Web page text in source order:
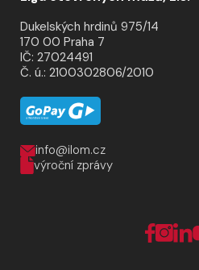
Dukelských hrdinů 975/14
170 00 Praha 7
IČ: 27024491
Č. ú.: 2100302806/2010
info@ilom.cz
výroční zprávy